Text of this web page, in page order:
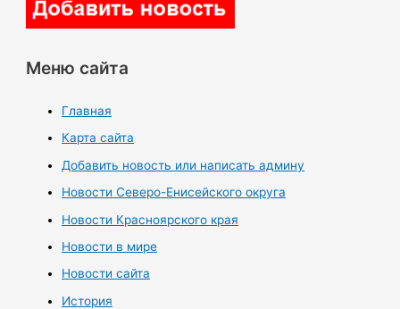
Меню сайта
Главная
Карта сайта
Добавить новость или написать админу
Новости Северо-Енисейского округа
Новости Красноярского края
Новости в мире
Новости сайта
История